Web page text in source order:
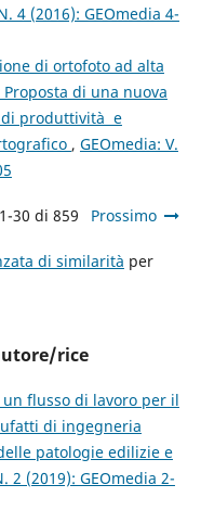
4 (2016): GEOmedia 4-
di ortofoto ad alta
di una nuova
di produttività e
, GEOmedia: V.
30 di 859 Prossimo
di similarità per
rice
flusso di lavoro per il
di ingegneria
patologie edilizie e
2 (2019): GEOmedia 2-